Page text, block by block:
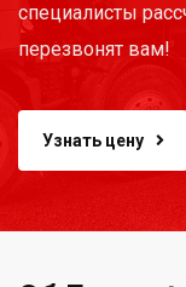
специалисты
перезвонят вам!
Узнать цену